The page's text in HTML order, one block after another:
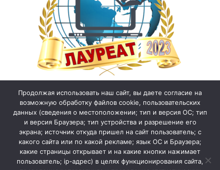
Продолжая использовать наш сайт, вы даете согласие на
возможную обработку файлов cookie, пользовательских
данных (сведения о местоположении; тип и версия ОС; тип
и версия Браузера; тип устройства и разрешение его
экрана; источник откуда пришел на сайт пользователь; с
какого сайта или по какой рекламе; язык ОС и Браузера;
какие страницы открывает и на какие кнопки нажимает
пользователь; ip-адрес) в целях функционирования сайта,